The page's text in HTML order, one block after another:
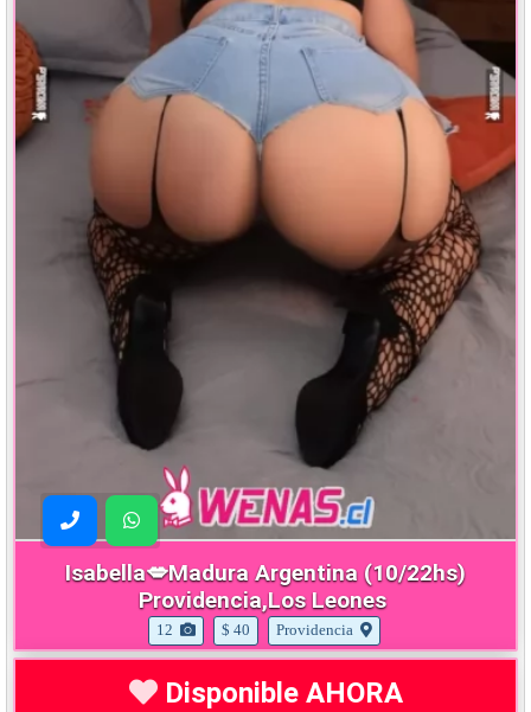
Isabella💋Madura Argentina (10/22hs)
Providencia,Los Leones
12 $ 40 Providencia
Disponible AHORA